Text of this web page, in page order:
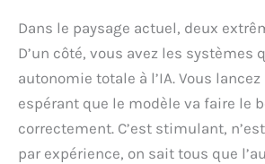
Dans le paysage actuel, deux
D’un côté, vous avez les systèmes
autonomie totale à l’IA. Vous
espérant que le modèle va faire le
correctement. C’est stimulant,
par expérience, on sait tous que